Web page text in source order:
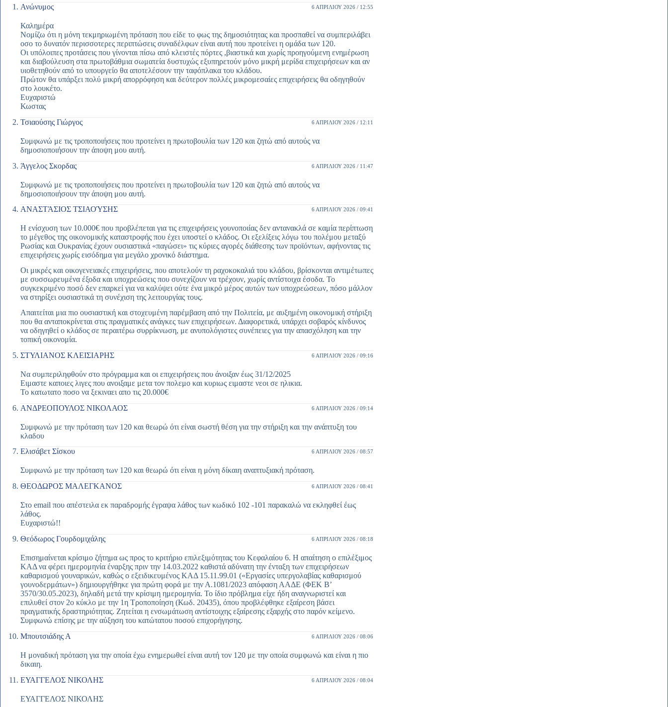
Ανώνυμος 6 ΑΠΡΙΛΊΟΥ 2026 / 12:55
Καλημέρα
Νομίζω ότι η μόνη τεκμηριωμένη πρόταση που είδε το φως της δημοσιότητας και προσπαθεί να συμπεριλάβει
οσο το δυνατόν περισσοτερες περιπτώσεις συναδέλφων είναι αυτή που προτείνει η ομάδα των 120.
Οι υπόλοιπες προτάσεις που γίνονται πίσω από κλειστές πόρτες ,βιαστικά και χωρίς προηγούμενη ενημέρωση
και διαβούλευση στα πρωτοβάθμια σωματεία δυστυχώς εξυπηρετούν μόνο μικρή μερίδα επιχειρήσεων και αν
υιοθετηθούν από το υπουργείο θα αποτελέσουν την ταφόπλακα του κλάδου.
Πρώτον θα υπάρξει πολύ μικρή απορρόφηση και δεύτερον πολλές μικρομεσαίες επιχειρήσεις θα οδηγηθούν
στο λουκέτο.
Ευχαριστώ
Κωστας
Τσιαούσης Γιώργος
6 ΑΠΡΙΛΊΟΥ 2026 / 12:11
Συμφωνώ με τις τροποποιήσεις που προτείνει η πρωτοβουλία των 120 και ζητώ από αυτούς να
δημοσιοποιήσουν την άποψη μου αυτή.
Άγγελος Σκορδας
6 ΑΠΡΙΛΊΟΥ 2026 / 11:47
Συμφωνώ με τις τροποποιήσεις που προτείνει η πρωτοβουλία των 120 και ζητώ από αυτούς να
δημοσιοποιήσουν την άποψη μου αυτή.
ΑΝΑΣΤΆΣΙΟΣ ΤΣΙΑΟΎΣΗΣ
6 ΑΠΡΙΛΊΟΥ 2026 / 09:41
Η ενίσχυση των 10.000€ που προβλέπεται για τις επιχειρήσεις γουνοποιίας δεν αντανακλά σε καμία περίπτωση
το μέγεθος της οικονομικής καταστροφής που έχει υποστεί ο κλάδος. Οι εξελίξεις λόγω του πολέμου μεταξύ
Ρωσίας και Ουκρανίας έχουν ουσιαστικά «παγώσει» τις κύριες αγορές διάθεσης των προϊόντων, αφήνοντας τις
επιχειρήσεις χωρίς εισόδημα για μεγάλο χρονικό διάστημα.
Οι μικρές και οικογενειακές επιχειρήσεις, που αποτελούν τη ραχοκοκαλιά του κλάδου, βρίσκονται αντιμέτωπες
με συσσωρευμένα έξοδα και υποχρεώσεις που συνεχίζουν να τρέχουν, χωρίς αντίστοιχα έσοδα. Το
συγκεκριμένο ποσό δεν επαρκεί για να καλύψει ούτε ένα μικρό μέρος αυτών των υποχρεώσεων, πόσο μάλλον
να στηρίξει ουσιαστικά τη συνέχιση της λειτουργίας τους.
Απαιτείται μια πιο ουσιαστική και στοχευμένη παρέμβαση από την Πολιτεία, με αυξημένη οικονομική στήριξη
που θα ανταποκρίνεται στις πραγματικές ανάγκες των επιχειρήσεων. Διαφορετικά, υπάρχει σοβαρός κίνδυνος
να οδηγηθεί ο κλάδος σε περαιτέρω συρρίκνωση, με ανυπολόγιστες συνέπειες για την απασχόληση και την
τοπική οικονομία.
ΣΤΥΛΙΑΝΟΣ ΚΛΕΙΣΙΑΡΗΣ
6 ΑΠΡΙΛΊΟΥ 2026 / 09:16
Να συμπεριληφθούν στο πρόγραμμα και οι επιχειρήσεις που άνοιξαν έως 31/12/2025
Ειμαστε καποιες λιγες που ανοιξαμε μετα τον πολεμο και κυριως ειμαστε νεοι σε ηλικια.
Το κατωτατο ποσο να ξεκιναει απο τις 20.000€
ΑΝΔΡΕΟΠΟΥΛΟΣ ΝΙΚΟΛΑΟΣ
6 ΑΠΡΙΛΊΟΥ 2026 / 09:14
Συμφωνώ με την πρόταση των 120 και θεωρώ ότι είναι σωστή θέση για την στήριξη και την ανάπτυξη του
κλαδου
Ελισάβετ Σίσκου
6 ΑΠΡΙΛΊΟΥ 2026 / 08:57
Συμφωνώ με την πρόταση των 120 και θεωρώ ότι είναι η μόνη δίκαιη αναπτυξιακή πρόταση.
ΘΕΟΔΩΡΟΣ ΜΑΛΕΓΚΑΝΟΣ
6 ΑΠΡΙΛΊΟΥ 2026 / 08:41
Στο email που απέστειλα εκ παραδρομής έγραψα λάθος των κωδικό 102 -101 παρακαλώ να εκληφθεί έως
λάθος.
Ευχαριστώ!!
Θεόδωρος Γουρδομιχάλης
6 ΑΠΡΙΛΊΟΥ 2026 / 08:18
Επισημαίνεται κρίσιμο ζήτημα ως προς το κριτήριο επιλεξιμότητας του Κεφαλαίου 6. Η απαίτηση ο επιλέξιμος
ΚΑΔ να φέρει ημερομηνία έναρξης πριν την 14.03.2022 καθιστά αδύνατη την ένταξη των επιχειρήσεων
καθαρισμού γουναρικών, καθώς ο εξειδικευμένος ΚΑΔ 15.11.99.01 («Εργασίες υπεργολαβίας καθαρισμού
γουνοδερμάτων») δημιουργήθηκε για πρώτη φορά με την Α.1081/2023 απόφαση ΑΑΔΕ (ΦΕΚ Β’
3570/30.05.2023), δηλαδή μετά την κρίσιμη ημερομηνία. Το ίδιο πρόβλημα είχε ήδη αναγνωριστεί και
επιλυθεί στον 2ο κύκλο με την 1η Τροποποίηση (Κωδ. 20435), όπου προβλέφθηκε εξαίρεση βάσει
πραγματικής δραστηριότητας. Ζητείται η ενσωμάτωση αντίστοιχης εξαίρεσης εξαρχής στο παρόν κείμενο.
Συμφωνώ επίσης με την αύξηση του κατώτατου ποσού επιχορήγησης.
Μπουτσιάδης Α
6 ΑΠΡΙΛΊΟΥ 2026 / 08:06
Η μοναδική πρόταση για την οποία έχω ενημερωθεί είναι αυτή τον 120 με την οποία συμφωνώ και είναι η πιο
δικαιη.
ΕΥΑΓΓΕΛΟΣ ΝΙΚΟΛΗΣ
6 ΑΠΡΙΛΊΟΥ 2026 / 08:04
ΕΥΑΓΓΕΛΟΣ ΝΙΚΟΛΗΣ